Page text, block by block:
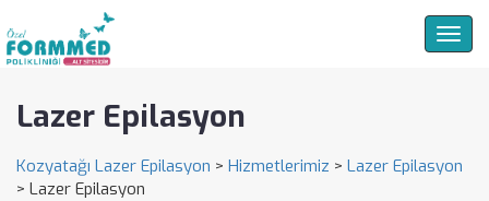
Lazer Epilasyon
Kozyatağı Lazer Epilasyon > Hizmetlerimiz > Lazer Epilasyon
> Lazer Epilasyon